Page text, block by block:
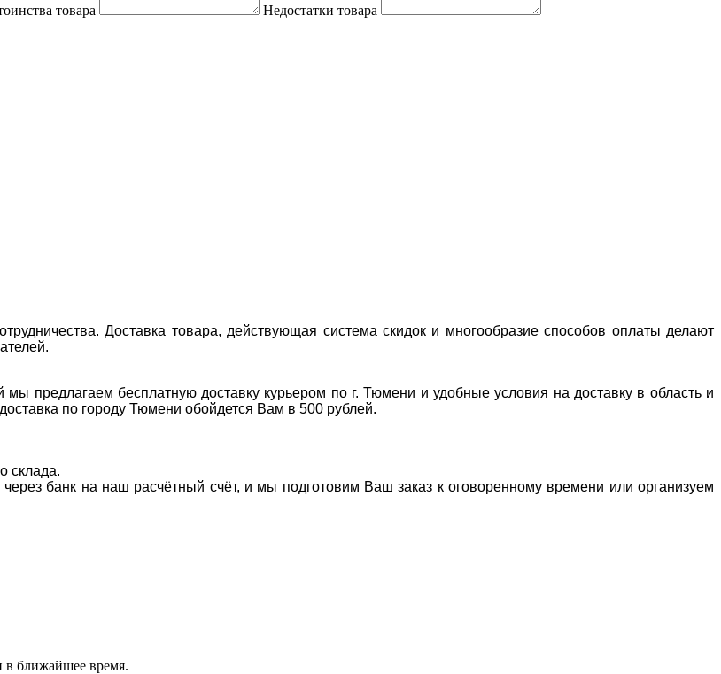
товара
Недостатки товара
Доставка товара, действующая система скидок и многообразие способов оплаты делают
предлагаем бесплатную доставку курьером по г. Тюмени и удобные условия на доставку в область и
по городу Тюмени обойдется Вам в 500 рублей.
склада.
банк на наш расчётный счёт, и мы подготовим Ваш заказ к оговоренному времени или организуем
в ближайшее время.